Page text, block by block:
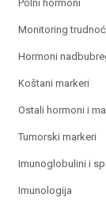
polni hormoni
monitoring
hormoni
koštani markeri
ostali hormoni i
tumorski markeri
imunoglobulini i
imunologija